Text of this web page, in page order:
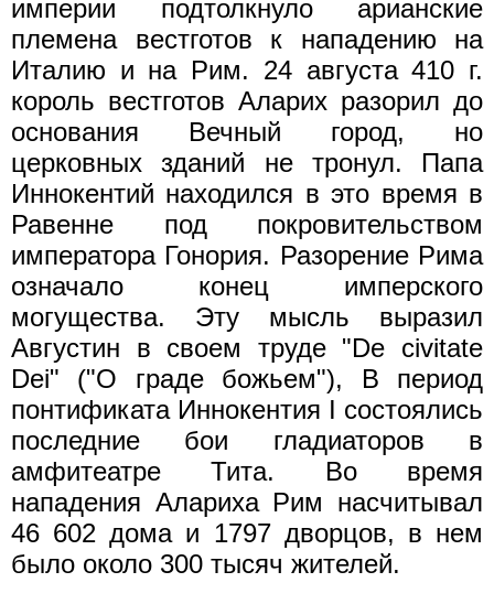
империи подтолкнуло арианские
племена вестготов к нападению на
Италию и на Рим. 24 августа 410 г.
король вестготов Аларих разорил до
основания Вечный город, но
церковных зданий не тронул. Папа
Иннокентий находился в это время в
Равенне под покровительством
императора Гонория. Разорение Рима
означало конец имперского
могущества. Эту мысль выразил
Августин в своем труде "De civitate
Dei" ("О граде божьем"), В период
понтификата Иннокентия I состоялись
последние бои гладиаторов в
амфитеатре Тита. Во время
нападения Алариха Рим насчитывал
46 602 дома и 1797 дворцов, в нем
было около 300 тысяч жителей.